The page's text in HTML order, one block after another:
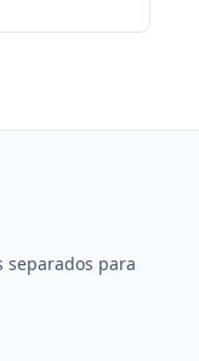
separados para